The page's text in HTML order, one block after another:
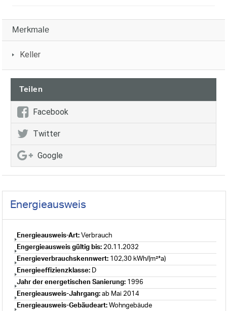
Merkmale
Keller
Teilen
Facebook
Twitter
Google
Energieausweis
Energieausweis-Art: Verbrauch
Engergieausweis gültig bis: 20.11.2032
Energieverbrauchskennwert: 102,30 kWh/(m²*a)
Energieeffizienzklasse: D
Jahr der energetischen Sanierung: 1996
Energieausweis-Jahrgang: ab Mai 2014
Energieausweis-Gebäudeart: Wohngebäude